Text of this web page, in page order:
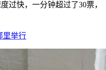
过快，一分钟超过了30票，
里举行